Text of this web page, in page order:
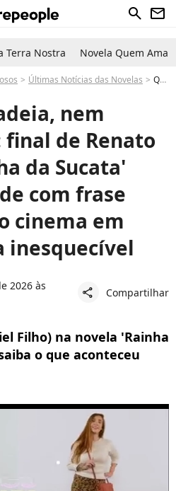
search newsletter
Terra Nostra Novela Quem Ama
Últimas Notícias das Novelas Qual é o final de Renato na novela 'Rainha da Sucata'? Vilão tem morte trágica em explosão e cena faz homenagem a clássico do cinema
nem
final de Renato
da Sucata'
com frase
cinema em
inesquecível
2026 às
share Compartilhar
Filho) na novela 'Rainha
o que aconteceu